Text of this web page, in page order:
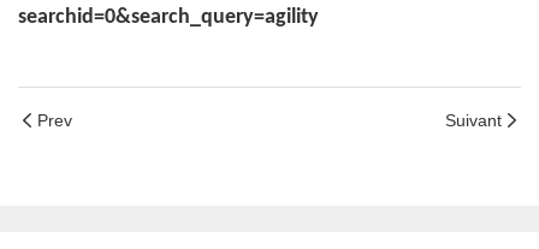
searchid=0&search_query=agility
Prev Suivant